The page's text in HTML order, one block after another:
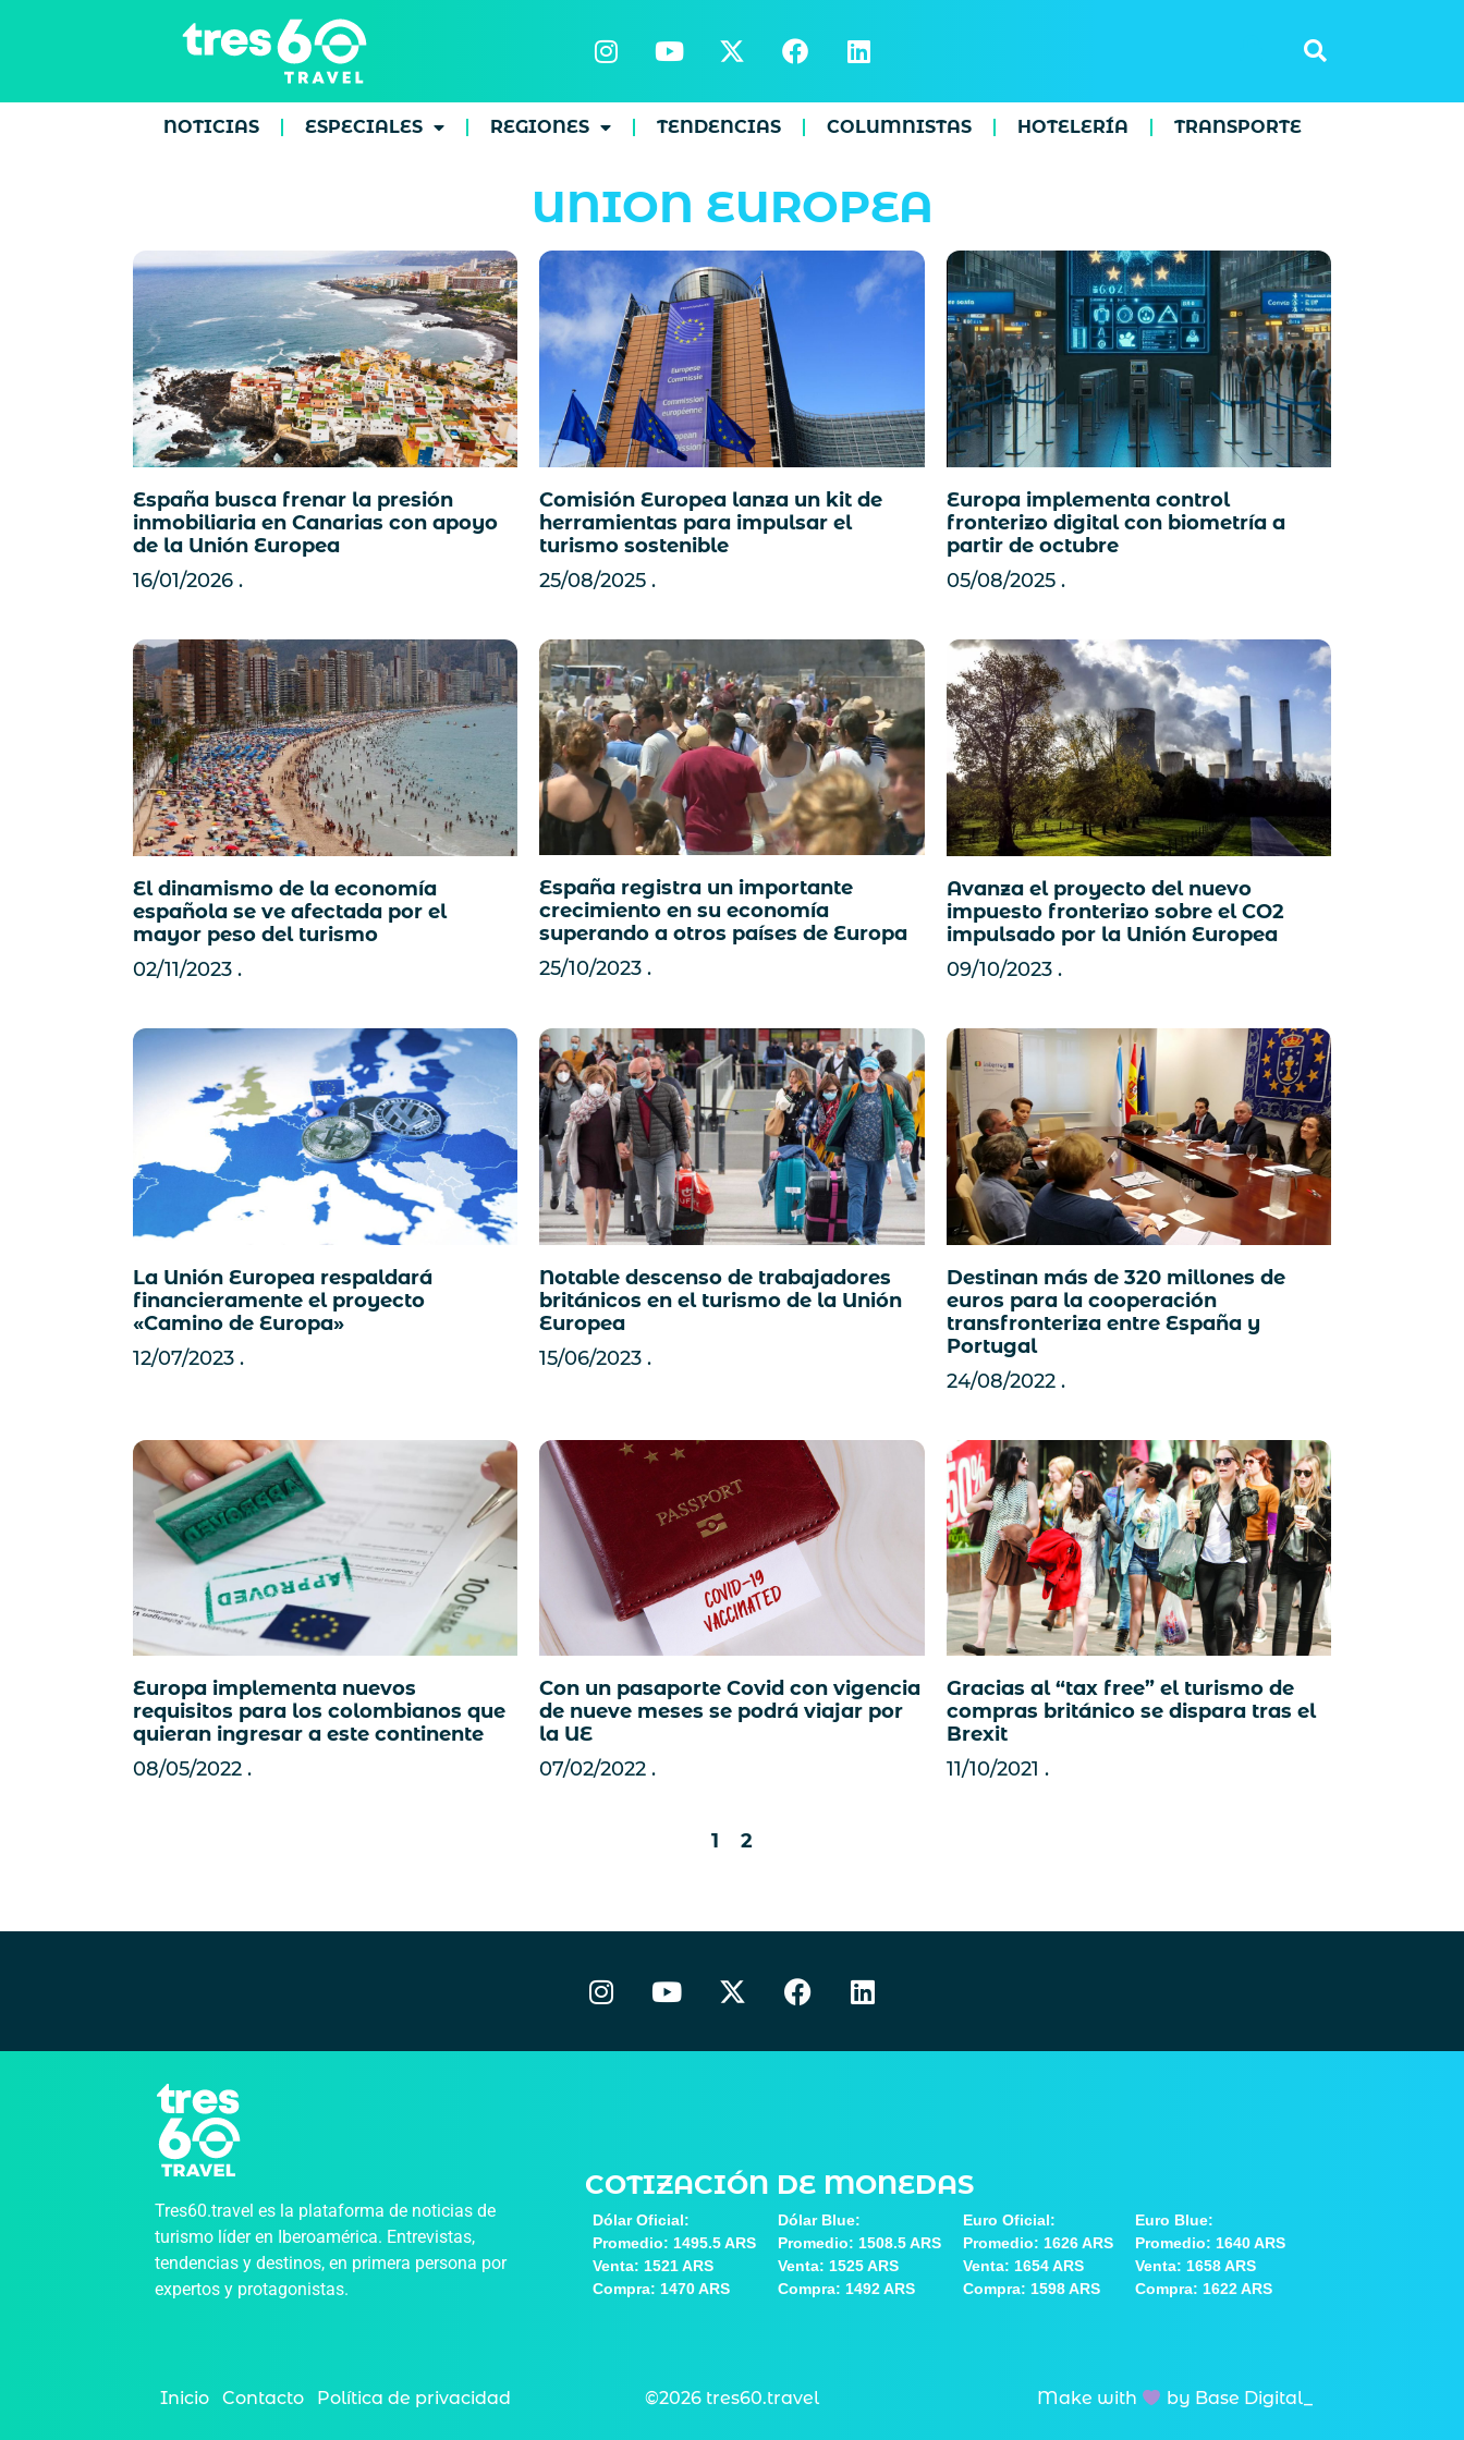
NOTICIAS ESPECIALES REGIONES TENDENCIAS COLUMNISTAS HOTELERÍA TRANSPORTE
UNION EUROPEA
España busca frenar la presión
inmobiliaria en Canarias con apoyo
de la Unión Europea
16/01/2026
Comisión Europea lanza un kit de
herramientas para impulsar el
turismo sostenible
25/08/2025
Europa implementa control
fronterizo digital con biometría a
partir de octubre
05/08/2025
El dinamismo de la economía
española se ve afectada por el
mayor peso del turismo
02/11/2023
España registra un importante
crecimiento en su economía
superando a otros países de Europa
25/10/2023
Avanza el proyecto del nuevo
impuesto fronterizo sobre el CO2
impulsado por la Unión Europea
09/10/2023
La Unión Europea respaldará
financieramente el proyecto
«Camino de Europa»
12/07/2023
Notable descenso de trabajadores
británicos en el turismo de la Unión
Europea
15/06/2023
Destinan más de 320 millones de
euros para la cooperación
transfronteriza entre España y
Portugal
24/08/2022
Europa implementa nuevos
requisitos para los colombianos que
quieran ingresar a este continente
08/05/2022
Con un pasaporte Covid con vigencia
de nueve meses se podrá viajar por
la UE
07/02/2022
Gracias al “tax free” el turismo de
compras británico se dispara tras el
Brexit
11/10/2021
1 2
Tres60.travel es la plataforma de noticias de
turismo líder en Iberoamérica. Entrevistas,
tendencias y destinos, en primera persona por
expertos y protagonistas.
COTIZACIÓN DE MONEDAS
Dólar Oficial:
Promedio: 1495.5 ARS
Venta: 1521 ARS
Compra: 1470 ARS
Dólar Blue:
Promedio: 1508.5 ARS
Venta: 1525 ARS
Compra: 1492 ARS
Euro Oficial:
Promedio: 1626 ARS
Venta: 1654 ARS
Compra: 1598 ARS
Euro Blue:
Promedio: 1640 ARS
Venta: 1658 ARS
Compra: 1622 ARS
Inicio Contacto Política de privacidad ©2026 tres60.travel Make with by Base Digital_